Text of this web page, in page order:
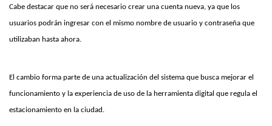
Cabe destacar que no será necesario crear una cuenta nueva, ya que los
usuarios podrán ingresar con el mismo nombre de usuario y contraseña que
utilizaban hasta ahora.
El cambio forma parte de una actualización del sistema que busca mejorar el
funcionamiento y la experiencia de uso de la herramienta digital que regula el
estacionamiento en la ciudad.